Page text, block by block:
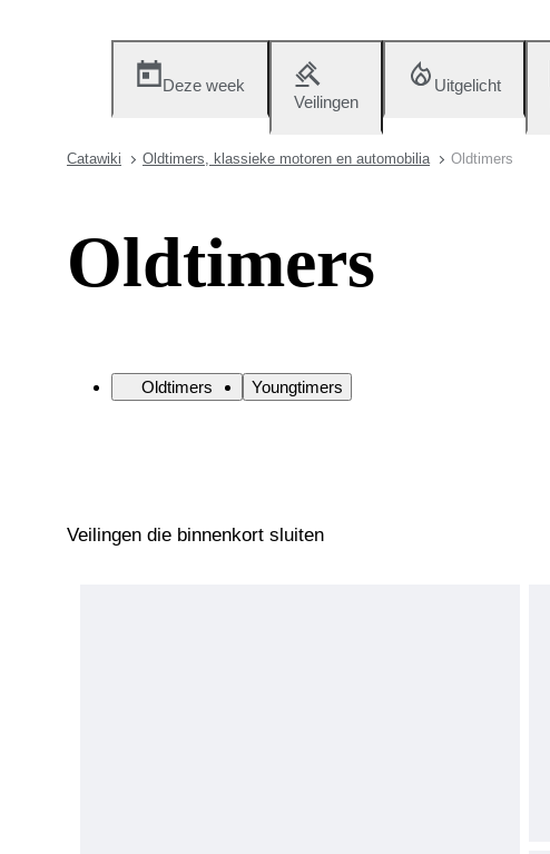
Deze week
Veilingen
Uitgelicht
Catawiki Oldtimers, klassieke motoren en automobilia Oldtimers
Oldtimers
Oldtimers Youngtimers
Veilingen die binnenkort sluiten